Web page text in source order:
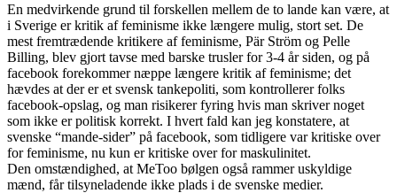
En medvirkende grund til forskellen mellem de to lande kan være, at
i Sverige er kritik af feminisme ikke længere mulig, stort set. De
mest fremtrædende kritikere af feminisme, Pär Ström og Pelle
Billing, blev gjort tavse med barske trusler for 3-4 år siden, og på
facebook forekommer næppe længere kritik af feminisme; det
hævdes at der er et svensk tankepoliti, som kontrollerer folks
facebook-opslag, og man risikerer fyring hvis man skriver noget
som ikke er politisk korrekt. I hvert fald kan jeg konstatere, at
svenske “mande-sider” på facebook, som tidligere var kritiske over
for feminisme, nu kun er kritiske over for maskulinitet.
Den omstændighed, at MeToo bølgen også rammer uskyldige
mænd, får tilsyneladende ikke plads i de svenske medier.